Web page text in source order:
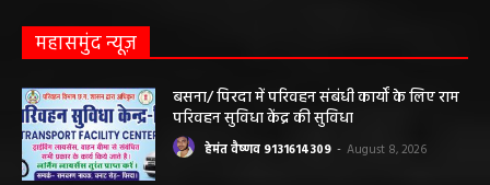
महासमुंद न्यूज़
बसना/ पिरदा में परिवहन संबंधी कार्यों के लिए राम
परिवहन सुविधा केंद्र की सुविधा
हेमंत वैष्णव 9131614309 - August 8, 2026